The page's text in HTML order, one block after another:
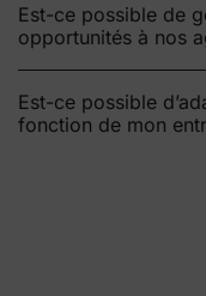
Est-ce possible de
opportunités à nos
Est-ce possible
fonction de mon